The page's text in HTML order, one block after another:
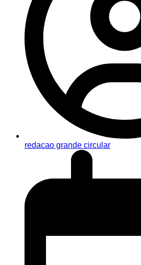
redacao grande circular